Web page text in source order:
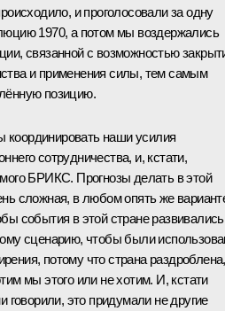
и проголосовали за одну
1970, а потом мы воздержались
связанной с возможностью
и применения силы, тем самым
позицию.
наши усилия
сотрудничества, и, кстати,
БРИКС. Прогнозы делать в этой
сложная, в любом опять же
события в этой стране развивались
сценарию, чтобы были
потому что страна раздроблена,
мы этого или не хотим. И, кстати
говорили, это придумали не другие